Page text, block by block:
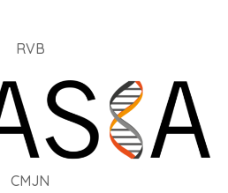
RVB
CMJN